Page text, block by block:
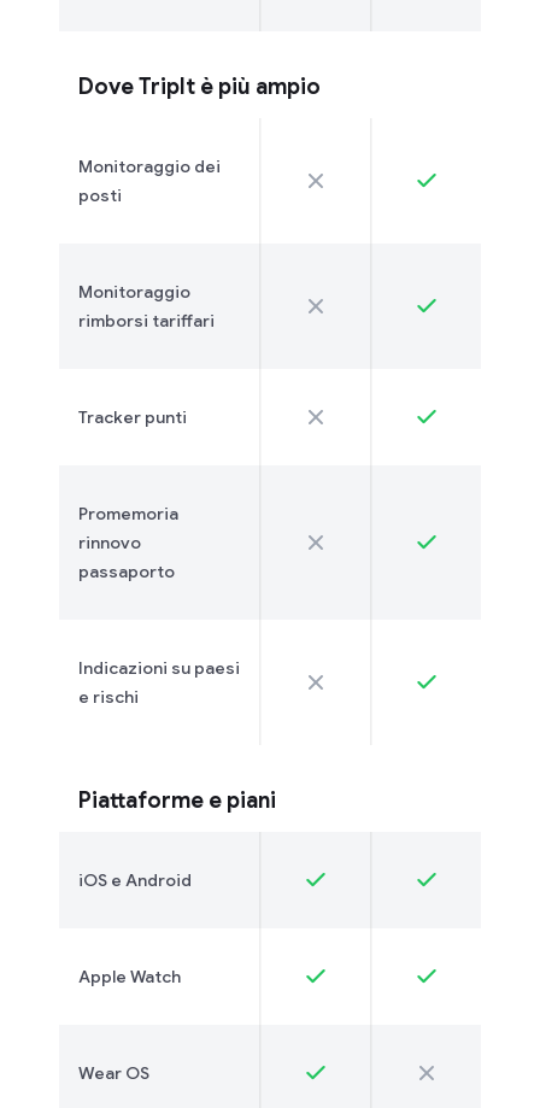
Dove TripIt è più ampio
Monitoraggio dei
posti
Monitoraggio
rimborsi tariffari
Tracker punti
Promemoria
rinnovo
passaporto
Indicazioni su paesi
e rischi
Piattaforme e piani
iOS e Android
Apple Watch
Wear OS